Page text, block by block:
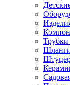
Трубки